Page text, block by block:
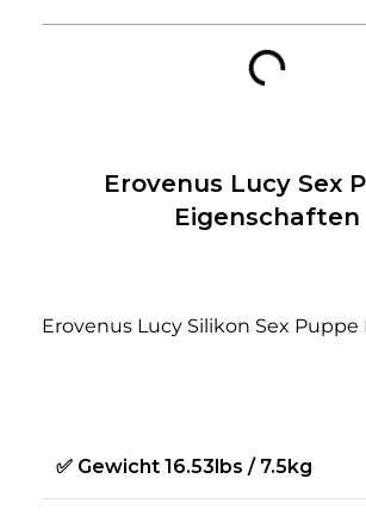
Erovenus Lucy Sex
Eigenschaften
Erovenus Lucy Silikon Sex
✅ Gewicht 16.53lbs / 7.5kg